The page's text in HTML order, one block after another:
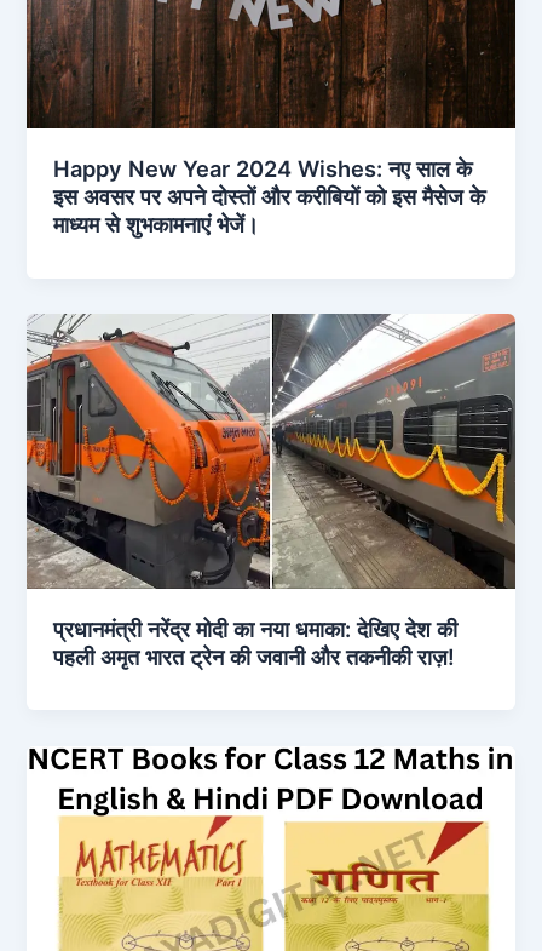
Happy New Year 2024 Wishes: नए साल के
इस अवसर पर अपने दोस्तों और करीबियों को इस मैसेज के
माध्यम से शुभकामनाएं भेजें।
प्रधानमंत्री नरेंद्र मोदी का नया धमाका: देखिए देश की
पहली अमृत भारत ट्रेन की जवानी और तकनीकी राज़!